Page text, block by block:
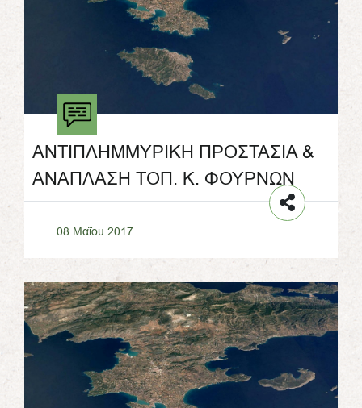
ΑΝΤΙΠΛΗΜΜΥΡΙΚΗ ΠΡΟΣΤΑΣΙΑ &
ΑΝΑΠΛΑΣΗ ΤΟΠ. Κ. ΦΟΥΡΝΩΝ
08 Μαΐου 2017